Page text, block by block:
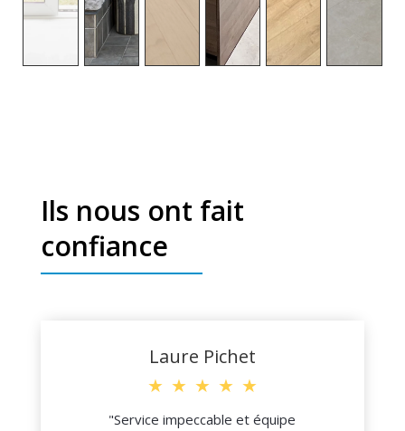
Ils nous ont fait
confiance
Laure Pichet
★ ★ ★ ★ ★
"Service impeccable et équipe